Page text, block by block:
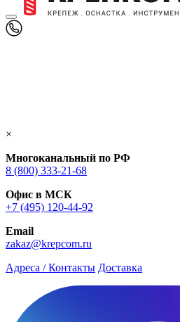
×
Многоканальный по РФ
8 (800) 333‑21-68
Офис в МСК
+7 (495) 120-44-92
Email
zakaz@krepcom.ru
Адреса / Контакты Доставка